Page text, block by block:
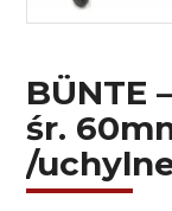
BÜNTE
śr.
/